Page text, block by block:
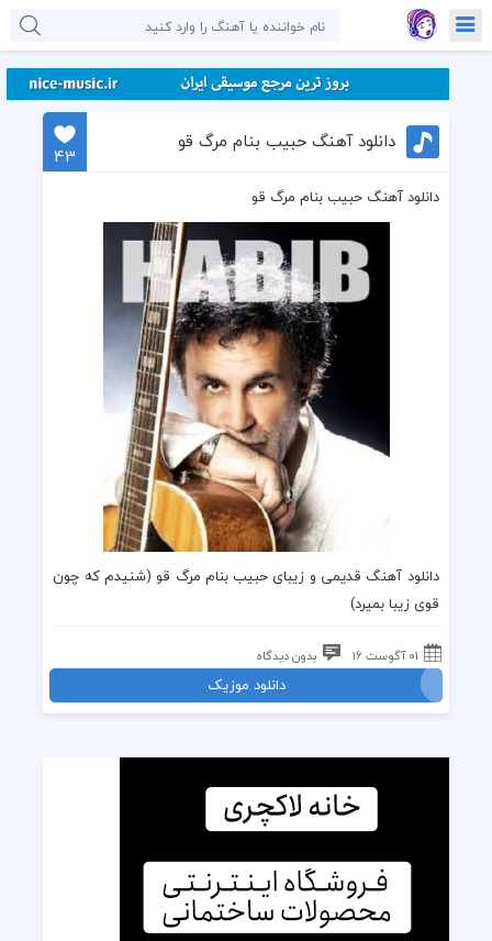
دانلود آهنگ حبیب بنام مرگ قو
43
دانلود آهنگ حبیب بنام مرگ قو
دانلود آهنگ قدیمی و زیبای حبیببنام مرگ قو (شنیدم که چون
قوى زیبا بمیرد)
01 آگوست 16 بدون دیدگاه
دانلود موزیک